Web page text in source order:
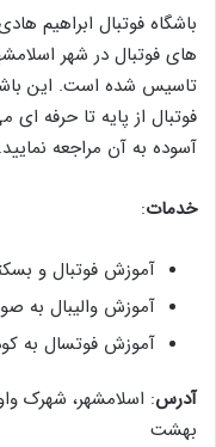
باشگاه فوتبال ابراهیم
های فوتبال در شهر
تاسیس شده است. این
فوتبال از پایه تا حرفه
آسوده به آن مراجعه نمایید.
خدمات:
آموزش فوتبال و
آموزش والیبال به
آموزش فوتسال به
آدرس: اسلامشهر، شهرک
بهشت